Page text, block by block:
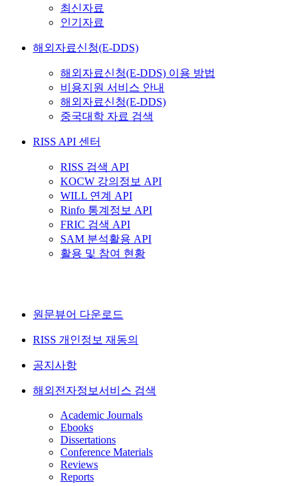
최신자료
인기자료
해외자료신청(E-DDS)
해외자료신청(E-DDS) 이용 방법
비용지원 서비스 안내
해외자료신청(E-DDS)
중국대학 자료 검색
RISS API 센터
RISS 검색 API
KOCW 강의정보 API
WILL 연계 API
Rinfo 통계정보 API
FRIC 검색 API
SAM 분석활용 API
활용 및 참여 현황
원문뷰어 다운로드
RISS 개인정보 재동의
공지사항
해외전자정보서비스 검색
Academic Journals
Ebooks
Dissertations
Conference Materials
Reviews
Reports